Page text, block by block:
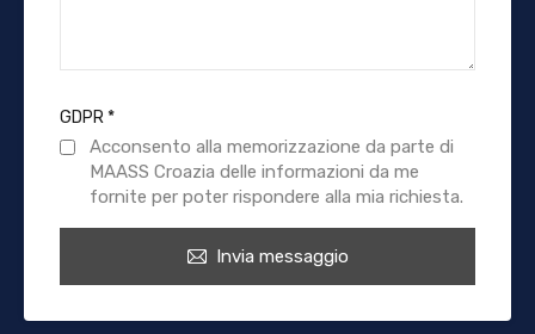
GDPR*
Acconsento alla memorizzazione da parte di
MAASS Croazia delle informazioni da me
fornite per poter rispondere alla mia richiesta.
Invia messaggio